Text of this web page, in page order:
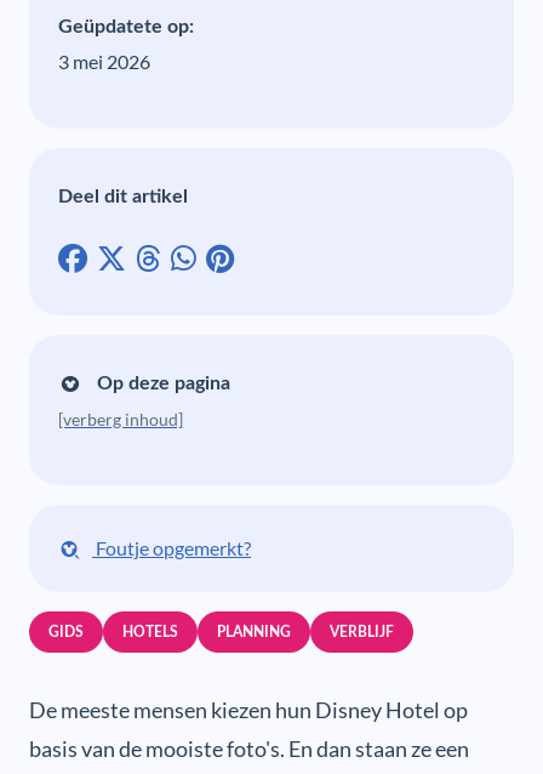
Geüpdatete op:
3 mei 2026
Deel dit artikel
Op deze pagina
[verberg inhoud]
Foutje opgemerkt?
GIDS HOTELS PLANNING VERBLIJF
De meeste mensen kiezen hun Disney Hotel op
basis van de mooiste foto's. En dan staan ze een